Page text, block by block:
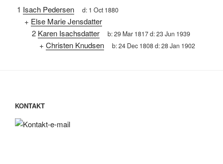
1 Isach Pedersen d: 1 Oct 1880
+ Else Marie Jensdatter
2 Karen Isachsdatter b:29 Mar 1817d:23 Jun 1939
+ Christen Knudsen b:24 Dec 1808d:28 Jan 1902
KONTAKT